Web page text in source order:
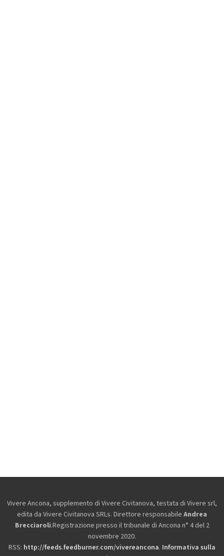
Vivere Ancona, supplemento di Vivere Civitanova, testata di Vivere srl,
edita da Vivere Civitanova SRLs. Direttore responsabile Andrea
Brecciaroli.Registrazione presso il tribunale di Ancona n° 4 del 2
novembre 2020.
RSS: http://feeds.feedburner.com/vivereancona. Informativa sulla